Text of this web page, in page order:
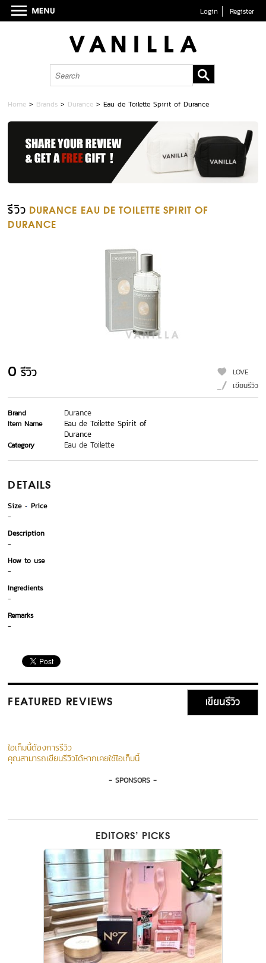
Login Register
Home > Brands > Durance >Eau de Toilette Spirit of Durance
รีวิว DURANCE EAU DE TOILETTE SPIRIT OF
DURANCE
0 รีวิว
LOVE
เขียนรีวิว
Brand Durance
Item Name
Eau de Toilette Spirit of
Durance
Category Eau de Toilette
DETAILS
Size
Price
-
Description
-
How to use
-
Ingredients
-
Remarks
-
FEATURED REVIEWS เขียนรีวิว
ไอเท็มนี้ต้องการรีวิว
คุณสามารถเขียนรีวิวได้หากเคยใช้ไอเท็มนี้
- SPONSORS -
EDITORS’ PICKS